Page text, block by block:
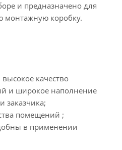
и предназначено для
монтажную коробку.
качество
и широкое наполнение
заказчика;
помещений ;
в применении